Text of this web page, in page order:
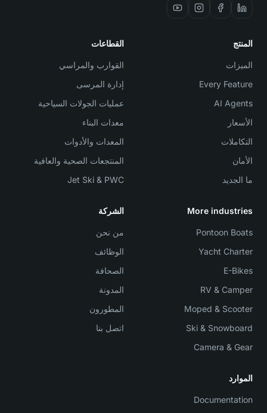
المنتج
الميزات
Every Feature
AI Agents
الأسعار
التكاملات
الأمان
ما الجديد
القطاعات
القوارب والمراسي
إدارة المرسى
عمليات الجولات السياحية
معدات البناء
المعدات والأدوات
المنتجعات الصحية والعافية
Jet Ski & PWC
More industries
Pontoon Boats
Yacht Charter
E-Bikes
RV & Camper
Moped & Scooter
Ski & Snowboard
Camera & Gear
الشركة
من نحن
الوظائف
الصحافة
المدونة
المطورون
اتصل بنا
الموارد
Documentation